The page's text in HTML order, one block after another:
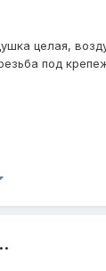
целая,
под